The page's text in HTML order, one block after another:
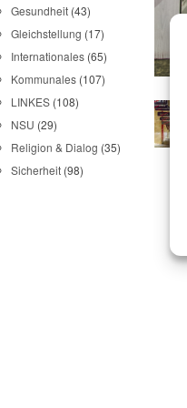
Gesundheit (43)
Gleichstellung (17)
Internationales (65)
Kommunales (107)
LINKES (108)
NSU (29)
Religion & Dialog (35)
Sicherheit (98)